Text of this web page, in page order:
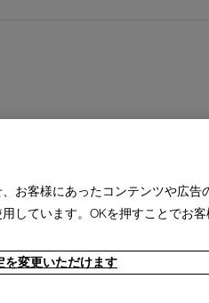
お客様にあったコンテンツや広告
しています。OKを押すことでお
を変更いただけます